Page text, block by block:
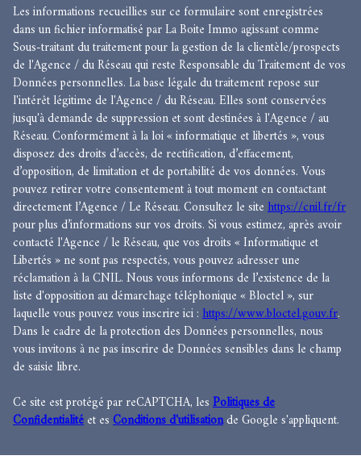
Les informations recueillies sur ce formulaire sont enregistrées
dans un fichier informatisé par La Boite Immo agissant comme
Sous-traitant du traitement pour la gestion de la clientèle/prospects
de l'Agence / du Réseau qui reste Responsable du Traitement de vos
Données personnelles. La base légale du traitement repose sur
l'intérêt légitime de l'Agence / du Réseau. Elles sont conservées
jusqu'à demande de suppression et sont destinées à l'Agence / au
Réseau. Conformément à la loi « informatique et libertés », vous
disposez des droits d’accès, de rectification, d’effacement,
d’opposition, de limitation et de portabilité de vos données. Vous
pouvez retirer votre consentement à tout moment en contactant
directement l’Agence / Le Réseau. Consultez le sitehttps://cnil.fr/fr
pour plus d’informations sur vos droits. Si vous estimez, après avoir
contacté l'Agence / le Réseau, que vos droits « Informatique et
Libertés » ne sont pas respectés, vous pouvez adresser une
réclamation à la CNIL. Nous vous informons de l’existence de la
liste d'opposition au démarchage téléphonique « Bloctel », sur
laquelle vous pouvez vous inscrire ici :https://www.bloctel.gouv.fr.
Dans le cadre de la protection des Données personnelles, nous
vous invitons à ne pas inscrire de Données sensibles dans le champ
de saisie libre.
Ce site est protégé par reCAPTCHA, lesPolitiques de
Confidentialitéet esConditions d'utilisationde Google s'appliquent.